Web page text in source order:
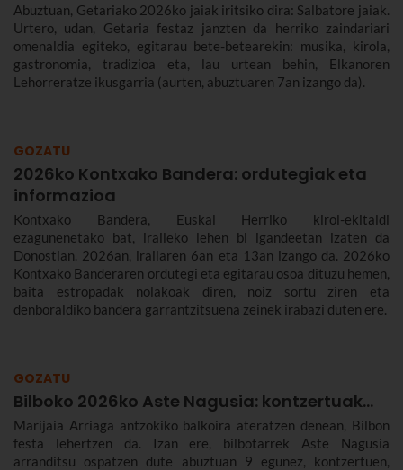
Abuztuan, Getariako 2026ko jaiak iritsiko dira: Salbatore jaiak.
Urtero, udan, Getaria festaz janzten da herriko zaindariari
omenaldia egiteko, egitarau bete-betearekin: musika, kirola,
gastronomia, tradizioa eta, lau urtean behin, Elkanoren
Lehorreratze ikusgarria (aurten, abuztuaren 7an izango da).
GOZATU
2026ko Kontxako Bandera: ordutegiak eta
informazioa
Kontxako Bandera, Euskal Herriko kirol-ekitaldi
ezagunenetako bat, iraileko lehen bi igandeetan izaten da
Donostian. 2026an, irailaren 6an eta 13an izango da. 2026ko
Kontxako Banderaren ordutegi eta egitarau osoa dituzu hemen,
baita estropadak nolakoak diren, noiz sortu ziren eta
denboraldiko bandera garrantzitsuena zeinek irabazi duten ere.
GOZATU
Bilboko 2026ko Aste Nagusia: kontzertuak...
Marijaia Arriaga antzokiko balkoira ateratzen denean, Bilbon
festa lehertzen da. Izan ere, bilbotarrek Aste Nagusia
arranditsu ospatzen dute abuztuan 9 egunez, kontzertuen,